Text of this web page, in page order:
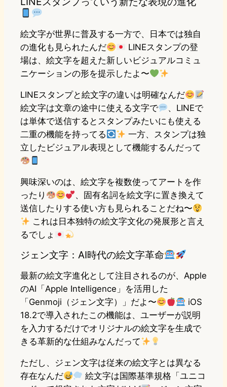
絵文字が世界に普及する一方で、日本では独自
の進化も見られたんだ
LINEスタンプの登
場は、絵文字を超えた新しいビジュアルコミュ
ニケーションの形を提示したよ〜
LINEスタンプと絵文字の違いは明確なんだ
絵文字は文章の途中に使える文字で
、LINEで
は単体で送信するとスタンプみたいにも使える
二重の機能を持ってる
一方、スタンプは独
立したビジュアル表現として機能するんだって
興味深いのは、絵文字を複数使ってアートを作
ったり
、固有名詞を絵文字に置き換えて
送信したりする使い方も見られることだね〜
これは日本独特の絵文字文化の発展形と言え
るでしょ
ジェン文字：AI時代の絵文字革命
最新の絵文字進化として注目されるのが、Apple
のAI「Apple Intelligence」を活用した
「Genmoji（ジェン文字）」だよ〜
iOS
18.2で導入されたこの機能は、ユーザーが説明
を入力するだけでオリジナルの絵文字を生成で
きる革新的な仕組みなんだって
ただし、ジェン文字は従来の絵文字とは異なる
存在なんだ
絵文字は国際基準規格「ユニコ